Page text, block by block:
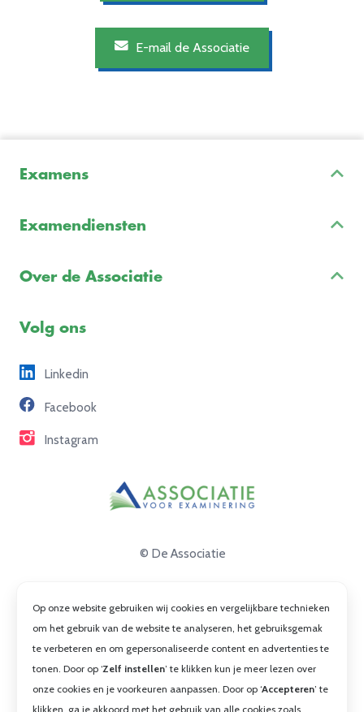
E-mail de Associatie
Examens
Examenreglement
Examendiensten
Over de Associatie
Freelance opdrachten
Partners
Contact
Volg ons
Linkedin
Facebook
Instagram
© De Associatie
Cookies
Algemene voorwaarden
Op onze website gebruiken wij cookies en vergelijkbare technieken
om het gebruik van de website te analyseren, het gebruiksgemak
te verbeteren en om gepersonaliseerde content en advertenties te
tonen. Door op ‘Zelf instellen’ te klikken kun je meer lezen over
onze cookies en je voorkeuren aanpassen. Door op ‘Accepteren’ te
klikken, ga je akkoord met het gebruik van alle cookies zoals